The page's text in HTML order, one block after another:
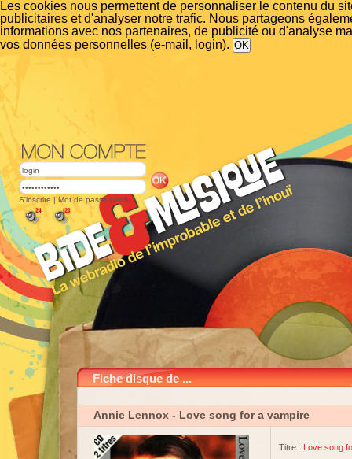
Les cookies nous permettent de personnaliser le contenu du
publicitaires et d'analyser notre trafic. Nous partageons
informations avec nos partenaires, de publicité ou d'analyse
vos données personnelles (e-mail, login).
S'inscrire | Mot de passe perdu
Fiche disque de ...
Annie Lennox - Love song for a vampire
Titre : Love song